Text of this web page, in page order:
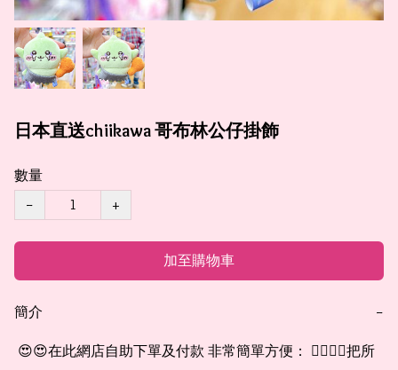
日本直送chiikawa 哥布林公仔掛飾
數量
−
+
加至購物車
簡介 −